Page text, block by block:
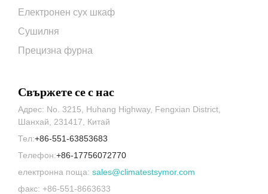
Електронен сух шкаф
Сушилня
Прецизна фурна
Свържете се с нас
Адрес: No. 3215, Huhang Highway, Fengxian District,
Шанхай, 231417, Китай
Тел:+86-551-63853683
Телефон:+86-17756072770
електронна поща: sales@climatestsymor.com
факс: +86-551-8663633